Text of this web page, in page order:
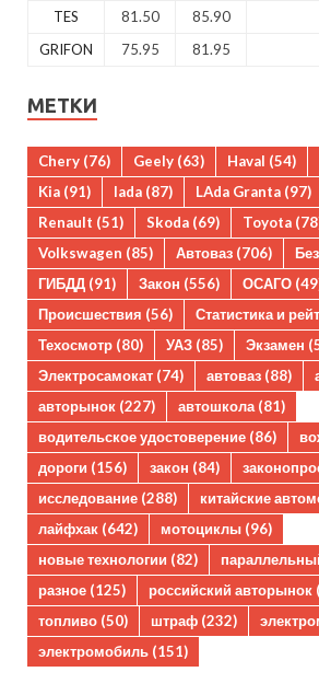
TES
81.50 85.90
GRIFON
75.95 81.95
МЕТКИ
Chery (76) Geely (63) Haval (54)
Kia (91) lada (87) LAda Granta (97)
Renault (51) Skoda (69) Toyota
Volkswagen (85) Автоваз (706)
ГИБДД (91) Закон (556) ОСАГО
Происшествия (56) Статистика и
Техосмотр (80) УАЗ (85) Экзамен
Электросамокат (74) автоваз (88)
авторынок (227) автошкола(81)
водительское удостоверение (86)
дороги (156) закон (84)
исследование (288) китайские
лайфхак (642) мотоциклы (96)
новые технологии (82)
разное (125) российский авторынок
топливо (50) штраф (232)
электромобиль (151)